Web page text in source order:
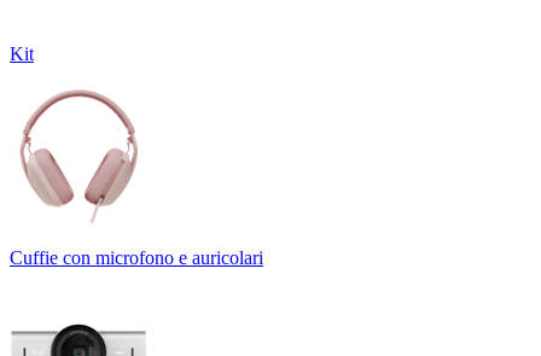
Kit
Cuffie con microfono e auricolari